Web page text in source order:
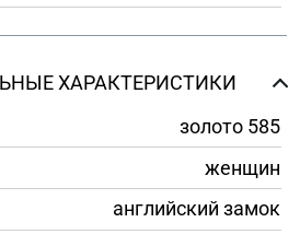
ХАРАКТЕРИСТИКИ
золото 585
женщин
английский замок